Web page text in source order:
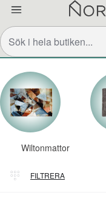
Wiltonmattor
FILTRERA